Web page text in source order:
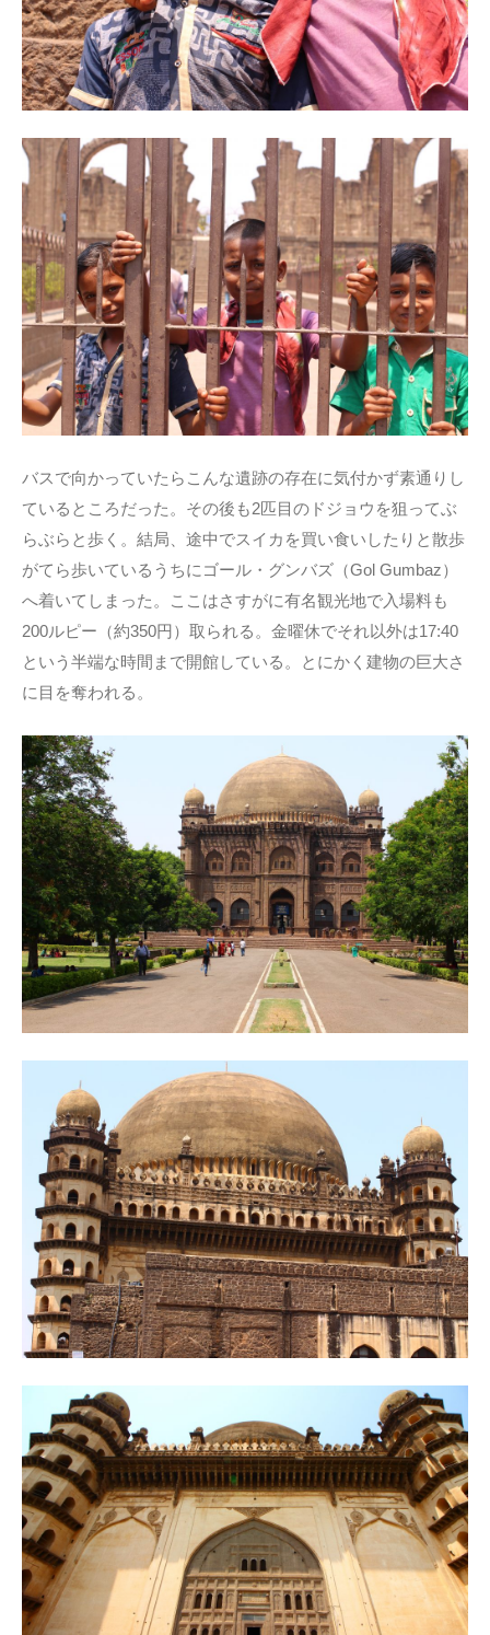
バスで向かっていたらこんな遺跡の存在に気付かず素通りし
ているところだった。その後も2匹目のドジョウを狙ってぶ
らぶらと歩く。結局、途中でスイカを買い食いしたりと散歩
がてら歩いているうちにゴール・グンバズ（Gol Gumbaz）
へ着いてしまった。ここはさすがに有名観光地で入場料も
200ルピー（約350円）取られる。金曜休でそれ以外は17:40
という半端な時間まで開館している。とにかく建物の巨大さ
に目を奪われる。